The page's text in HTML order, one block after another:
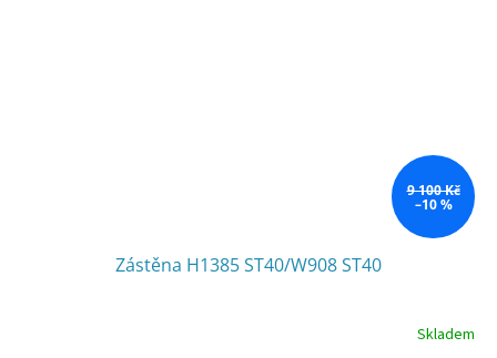
9 100 Kč
–10 %
Zástěna H1385 ST40/W908 ST40
Skladem